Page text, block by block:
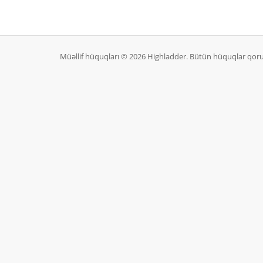
Müəllif hüquqları © 2026 Highladder. Bütün hüquqlar